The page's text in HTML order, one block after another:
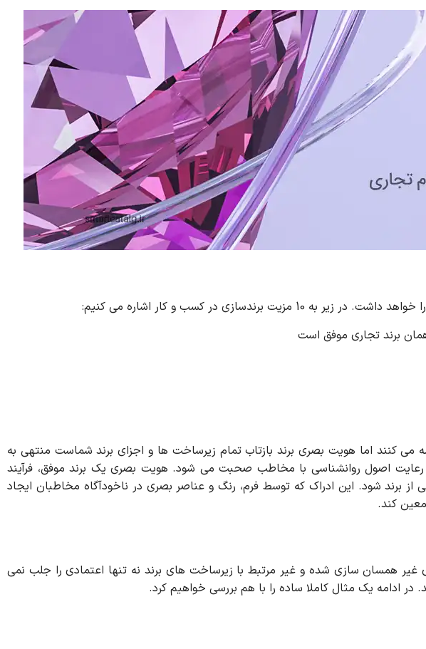
در کسب و کار اشاره می کنیم:
برند تجاری موفق است
می کنند اما هویت بصری برند بازتاب تمام زیرساخت ها و اجزای برند شماست منتهی به
اصول روانشناسی با مخاطب صحبت می شود. هویت بصری یک برند موفق، فرآیند
از برند شود. این ادراک که توسط فرم، رنگ و عناصر بصری در ناخودآگاه مخاطبان ایجاد
کند.
غیر همسان سازی شده و غیر مرتبط با زیرساخت های برند نه تنها اعتمادی را جلب نمی
ادامه یک مثال کاملا ساده را با هم بررسی خواهیم کرد.